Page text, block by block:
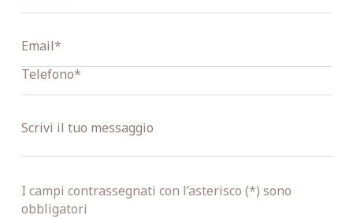
I campi contrassegnati con l’asterisco (*) sono
obbligatori